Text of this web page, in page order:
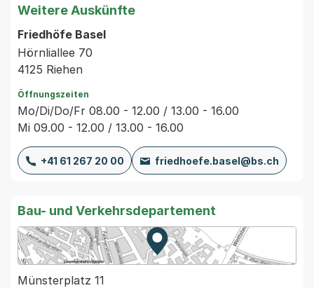
Weitere Auskünfte
Friedhöfe Basel
Hörnliallee 70
4125 Riehen
Öffnungszeiten
Mo/Di/Do/Fr 08.00 - 12.00 / 13.00 - 16.00
Mi 09.00 - 12.00 / 13.00 - 16.00
+41 61 267 20 00 friedhoefe.basel@bs.ch
Bau- und Verkehrsdepartement
Zur Karte von MapBS.
Externer Link, wird in einem
Münsterplatz 11